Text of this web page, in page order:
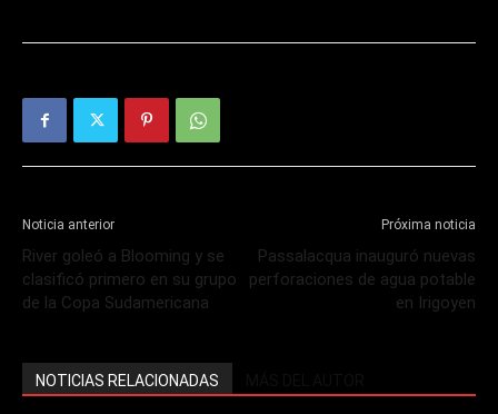
Noticia anterior
River goleó a Blooming y se
clasificó primero en su grupo
de la Copa Sudamericana
Próxima noticia
Passalacqua inauguró nuevas
perforaciones de agua potable
en Irigoyen
NOTICIAS RELACIONADAS